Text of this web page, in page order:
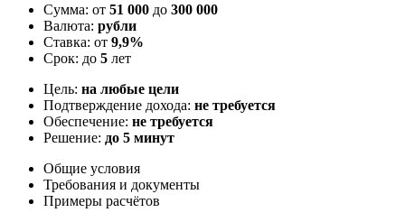
Сумма: от 51 000 до 300 000
Валюта: рубли
Ставка: от 9,9%
Срок: до 5 лет
Цель: на любые цели
Подтверждение дохода: не требуется
Обеспечение: не требуется
Решение: до 5 минут
Общие условия
Требования и документы
Примеры расчётов